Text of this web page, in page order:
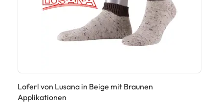
Loferl von Lusana in Beige mit Braunen
Applikationen